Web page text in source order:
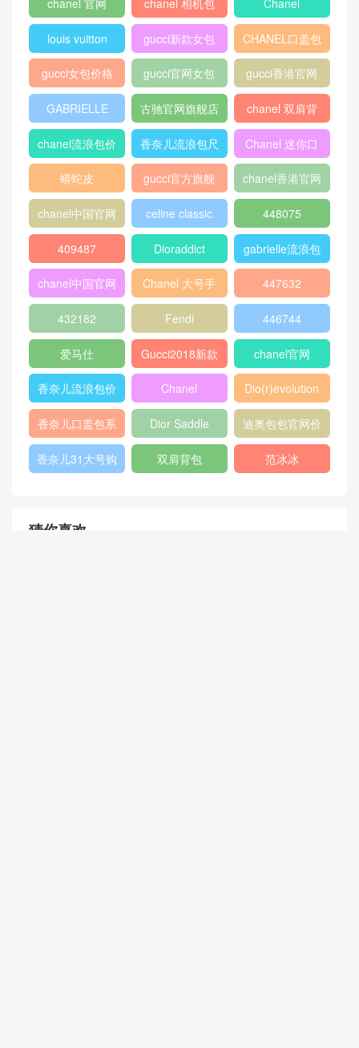
包
peekaboo gucci中文官网
香奈儿口盖包
2018
Micro Luggage 口盖包 400249
chanel 官网 chanel 相机包 Chanel
louis vuitton gucci新款女包 CHANEL口盖包
gucci女包价格 gucci官网女包 gucci香港官网
GABRIELLE 古驰官网旗舰店
chanel 双肩背
包
chanel流浪包价
格
香奈儿流浪包尺
寸
Chanel 迷你口
盖包
蟒蛇皮
gucci官方旗舰
店
chanel香港官网
chanel中国官网
celine classic
box
448075
409487 Dioraddict gabrielle流浪包
chanel中国官网
包
Chanel 大号手
提包
447632
432182 Fendi 446744
爱马仕
Gucci2018新款
女包
chanel官网
香奈儿流浪包价
Chanel
Dio(r)evolution
列